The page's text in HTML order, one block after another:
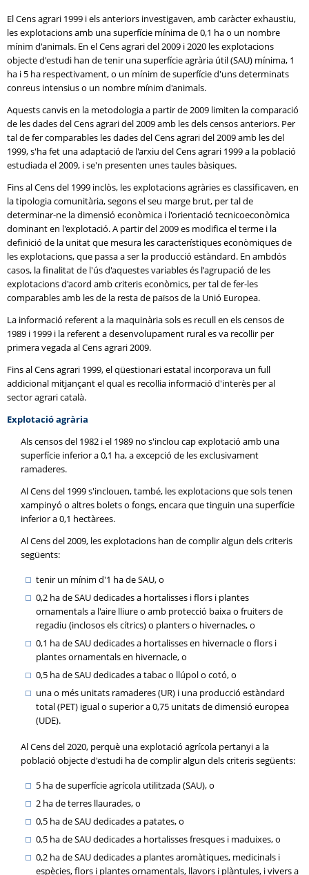
El Cens agrari 1999 i els anteriors investigaven, amb caràcter exhaustiu,
les explotacions amb una superfície mínima de 0,1 ha o un nombre
mínim d'animals. En el Cens agrari del 2009 i 2020 les explotacions
objecte d'estudi han de tenir una superfície agrària útil (SAU) mínima, 1
ha i 5 ha respectivament, o un mínim de superfície d'uns determinats
conreus intensius o un nombre mínim d'animals.
Aquests canvis en la metodologia a partir de 2009 limiten la comparació
de les dades del Cens agrari del 2009 amb les dels censos anteriors. Per
tal de fer comparables les dades del Cens agrari del 2009 amb les del
1999, s'ha fet una adaptació de l'arxiu del Cens agrari 1999 a la població
estudiada el 2009, i se'n presenten unes taules bàsiques.
Fins al Cens del 1999 inclòs, les explotacions agràries es classificaven, en
la tipologia comunitària, segons el seu marge brut, per tal de
determinar-ne la dimensió econòmica i l'orientació tecnicoeconòmica
dominant en l'explotació. A partir del 2009 es modifica el terme i la
definició de la unitat que mesura les característiques econòmiques de
les explotacions, que passa a ser la producció estàndard. En ambdós
casos, la finalitat de l'ús d'aquestes variables és l'agrupació de les
explotacions d'acord amb criteris econòmics, per tal de fer-les
comparables amb les de la resta de països de la Unió Europea.
La informació referent a la maquinària sols es recull en els censos de
1989 i 1999 i la referent a desenvolupament rural es va recollir per
primera vegada al Cens agrari 2009.
Fins al Cens agrari 1999, el qüestionari estatal incorporava un full
addicional mitjançant el qual es recollia informació d'interès per al
sector agrari català.
Explotació agrària
Als censos del 1982 i el 1989 no s'inclou cap explotació amb una
superfície inferior a 0,1 ha, a excepció de les exclusivament
ramaderes.
Al Cens del 1999 s'inclouen, també, les explotacions que sols tenen
xampinyó o altres bolets o fongs, encara que tinguin una superfície
inferior a 0,1 hectàrees.
Al Cens del 2009, les explotacions han de complir algun dels criteris
següents:
tenir un mínim d'1 ha de SAU, o
0,2 ha de SAU dedicades a hortalisses i flors i plantes
ornamentals a l'aire lliure o amb protecció baixa o fruiters de
regadiu (inclosos els cítrics) o planters o hivernacles, o
0,1 ha de SAU dedicades a hortalisses en hivernacle o flors i
plantes ornamentals en hivernacle, o
0,5 ha de SAU dedicades a tabac o llúpol o cotó, o
una o més unitats ramaderes (UR) i una producció estàndard
total (PET) igual o superior a 0,75 unitats de dimensió europea
(UDE).
Al Cens del 2020, perquè una explotació agrícola pertanyi a la
població objecte d'estudi ha de complir algun dels criteris següents:
5 ha de superfície agrícola utilitzada (SAU), o
2 ha de terres llaurades, o
0,5 ha de SAU dedicades a patates, o
0,5 ha de SAU dedicades a hortalisses fresques i maduixes, o
0,2 ha de SAU dedicades a plantes aromàtiques, medicinals i
espècies, flors i plantes ornamentals, llavors i plàntules, i vivers a